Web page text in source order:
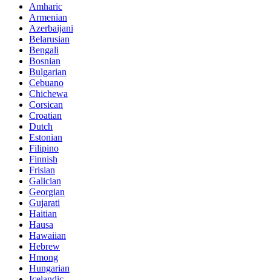
Amharic
Armenian
Azerbaijani
Belarusian
Bengali
Bosnian
Bulgarian
Cebuano
Chichewa
Corsican
Croatian
Dutch
Estonian
Filipino
Finnish
Frisian
Galician
Georgian
Gujarati
Haitian
Hausa
Hawaiian
Hebrew
Hmong
Hungarian